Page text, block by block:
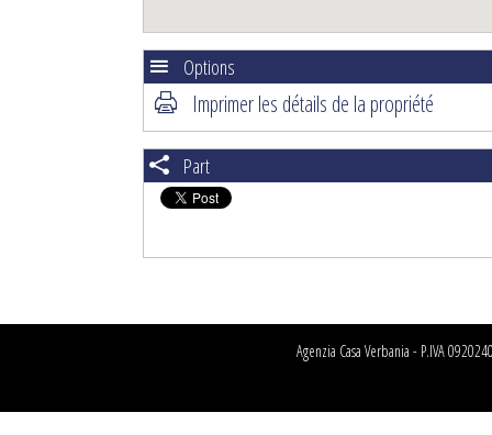
Options
Imprimer les détails de la propriété
Part
Agenzia Casa Verbania - P.IVA